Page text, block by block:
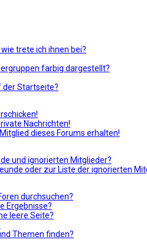
trete ich ihnen bei?
farbig dargestellt?
der Startseite?
Nachrichten!
dieses Forums erhalten!
und ignorierten Mitglieder?
oder zur Liste der ignorierten
durchsuchen?
Ergebnisse?
leere Seite?
Themen finden?